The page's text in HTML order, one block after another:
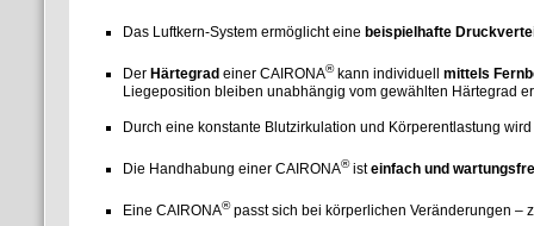
Das Luftkern-System ermöglicht eine beispielhafte
Der Härtegrad einer CAIRONA®kann individuell mittels
Liegeposition bleiben unabhängig vom gewählten Härtegrad
Durch eine konstante Blutzirkulation und Körperentlastung
Die Handhabung einer CAIRONA®isteinfach und
Eine CAIRONA®passt sich bei körperlichen Veränderungen –